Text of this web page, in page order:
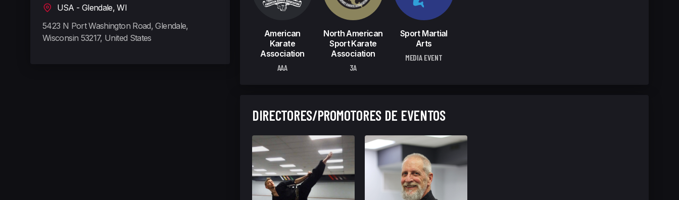
USA - Glendale, WI
5423 N Port Washington Road, Glendale,
Wisconsin 53217, United States
American
Karate
Association
AAA
North American
Sport Karate
Association
3A
Sport Martial
Arts
MEDIA EVENT
DIRECTORES/PROMOTORES DE EVENTOS